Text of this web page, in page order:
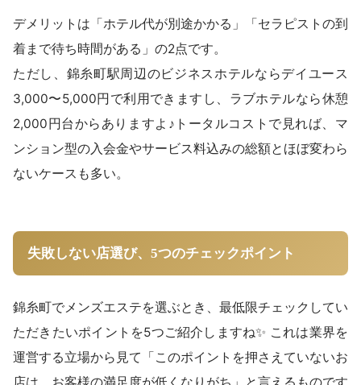
デメリットは「ホテル代が別途かかる」「セラピストの到
着まで待ち時間がある」の2点です。
ただし、錦糸町駅周辺のビジネスホテルならデイユース
3,000〜5,000円で利用できますし、ラブホテルなら休憩
2,000円台からありますよ♪トータルコストで見れば、マ
ンション型の入会金やサービス料込みの総額とほぼ変わら
ないケースも多い。
失敗しない店選び、5つのチェックポイント
錦糸町でメンズエステを選ぶとき、最低限チェックしてい
ただきたいポイントを5つご紹介しますね✨ これは業界を
運営する立場から見て「このポイントを押さえていないお